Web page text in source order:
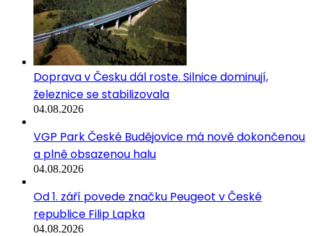
Doprava v Česku dál roste. Silnice dominují,
železnice se stabilizovala
04.08.2026
VGP Park České Budějovice má nově dokončenou
a plně obsazenou halu
04.08.2026
Od 1. září povede značku Peugeot v České
republice Filip Lapka
04.08.2026